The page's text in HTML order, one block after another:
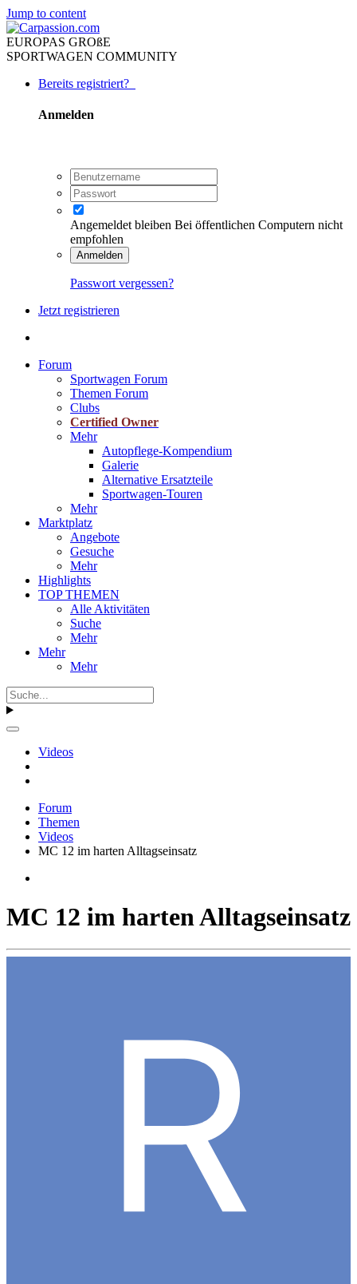
Jump to content
EUROPAS GROßE
SPORTWAGEN COMMUNITY
Bereits registriert?
Anmelden
Angemeldet bleiben Bei öffentlichen Computern nicht
empfohlen
Anmelden
Passwort vergessen?
Jetzt registrieren
Forum
Sportwagen Forum
Themen Forum
Clubs
Certified Owner
Mehr
Autopflege-Kompendium
Galerie
Alternative Ersatzteile
Sportwagen-Touren
Mehr
Marktplatz
Angebote
Gesuche
Mehr
Highlights
TOP THEMEN
Alle Aktivitäten
Suche
Mehr
Mehr
Mehr
Videos
Forum
Themen
Videos
MC 12 im harten Alltagseinsatz
MC 12 im harten Alltagseinsatz